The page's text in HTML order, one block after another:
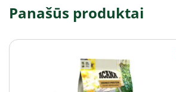
Panašūs produktai